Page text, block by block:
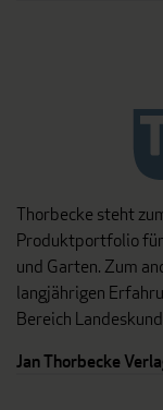
Thorbecke steht
Produktportfolio für
und Garten. Zum
langjährigen
Bereich
Jan Thorbecke